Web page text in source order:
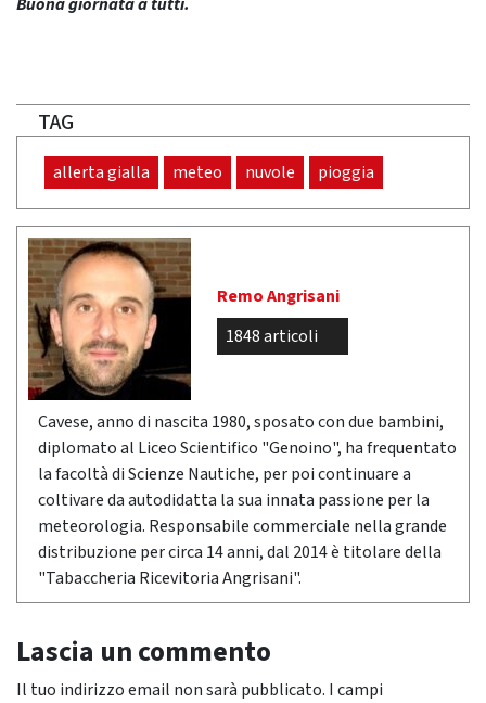
TAG
allerta gialla meteo nuvole pioggia
Remo Angrisani
1848 articoli
Cavese, anno di nascita 1980, sposato con due bambini,
diplomato al Liceo Scientifico "Genoino", ha frequentato
la facoltà di Scienze Nautiche, per poi continuare a
coltivare da autodidatta la sua innata passione per la
meteorologia. Responsabile commerciale nella grande
distribuzione per circa 14 anni, dal 2014 è titolare della
"Tabaccheria Ricevitoria Angrisani".
Lascia un commento
Il tuo indirizzo email non sarà pubblicato. I campi